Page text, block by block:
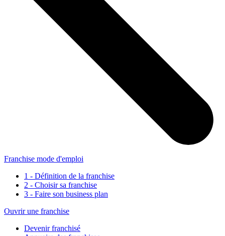
Franchise mode d'emploi
1 - Définition de la franchise
2 - Choisir sa franchise
3 - Faire son business plan
Ouvrir une franchise
Devenir franchisé